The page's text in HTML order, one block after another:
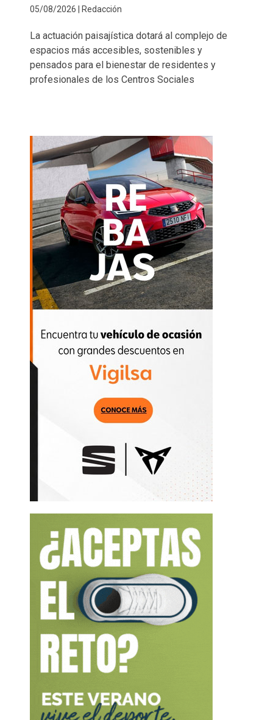
05/08/2026 | Redacción
La actuación paisajística dotará al complejo de
espacios más accesibles, sostenibles y
pensados para el bienestar de residentes y
profesionales de los Centros Sociales